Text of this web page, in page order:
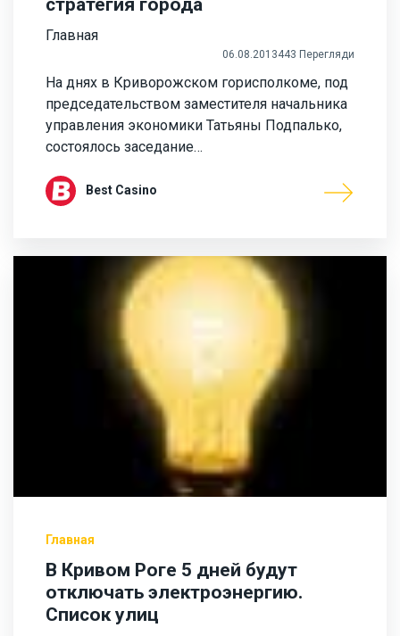
стратегия города
Главная
06.08.2013443 Перегляди
На днях в Криворожском горисполкоме, под
председательством заместителя начальника
управления экономики Татьяны Подпалько,
состоялось заседание…
Best Casino
Главная
В Кривом Роге 5 дней будут
отключать электроэнергию.
Список улиц